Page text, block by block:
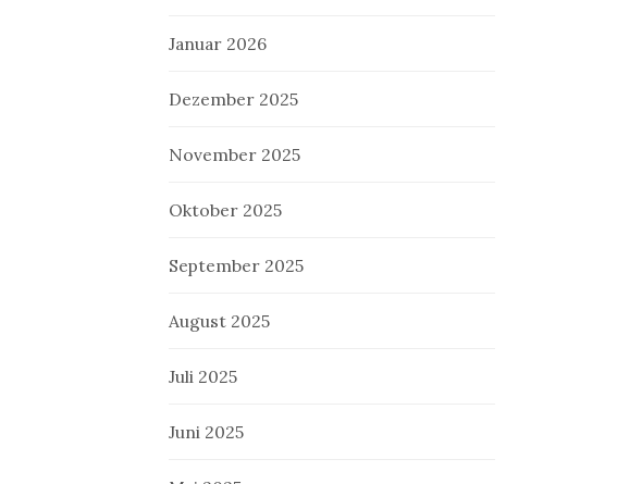
Januar 2026
Dezember 2025
November 2025
Oktober 2025
September 2025
August 2025
Juli 2025
Juni 2025